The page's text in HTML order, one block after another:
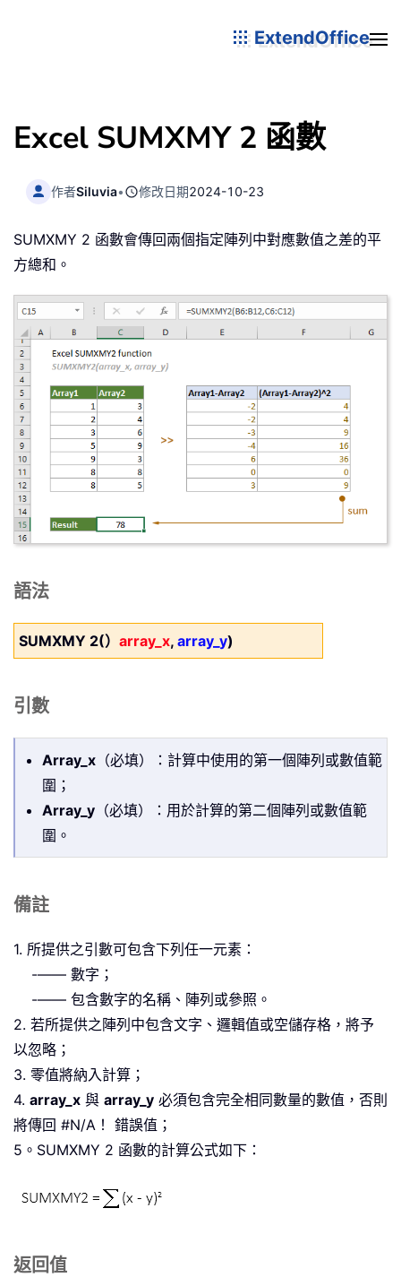
ExtendOffice
Excel SUMXMY 2 函數
作者Siluvia• 修改日期2024-10-23
SUMXMY 2 函數會傳回兩個指定陣列中對應數值之差的平
方總和。
語法
SUMXMY 2(） array_x, array_y)
引數
Array_x （必填）：計算中使用的第一個陣列或數值範
圍；
Array_y （必填）：用於計算的第二個陣列或數值範
圍。
備註
1. 所提供之引數可包含下列任一元素：
-—— 數字；
-—— 包含數字的名稱、陣列或參照。
2. 若所提供之陣列中包含文字、邏輯值或空儲存格，將予
以忽略；
3. 零值將納入計算；
4. array_x 與 array_y 必須包含完全相同數量的數值，否則
將傳回 #N/A！ 錯誤值；
5。SUMXMY 2 函數的計算公式如下：
返回值